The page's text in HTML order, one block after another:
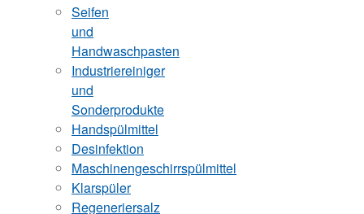
Seifen
und
Handwaschpasten
Industriereiniger
und
Sonderprodukte
Handspülmittel
Desinfektion
Maschinengeschirrspülmittel
Klarspüler
Regeneriersalz